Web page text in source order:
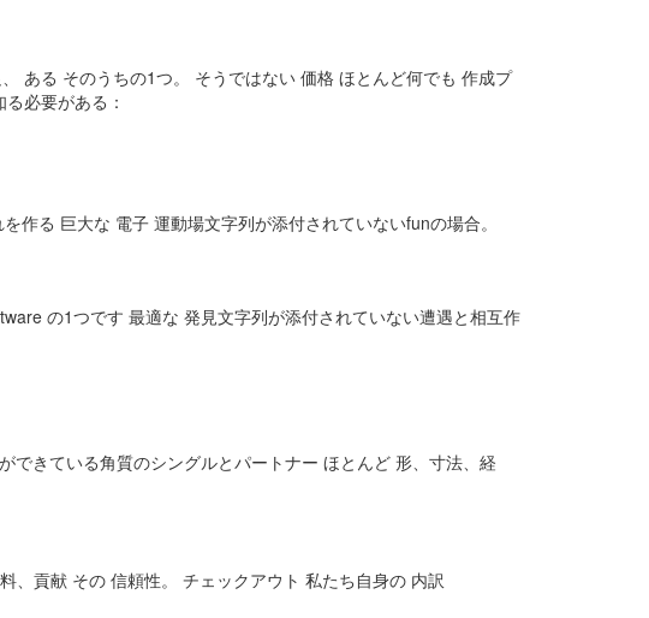
ある そのうちの1つ。 そうではない 価格 ほとんど何でも 作成プ
必要がある：
る 巨大な 電子 運動場文字列が添付されていないfunの場合。
の1つです 最適な 発見文字列が添付されていない遭遇と相互作
きている角質のシングルとパートナー ほとんど 形、寸法、経
、貢献 その 信頼性。 チェックアウト 私たち自身の 内訳